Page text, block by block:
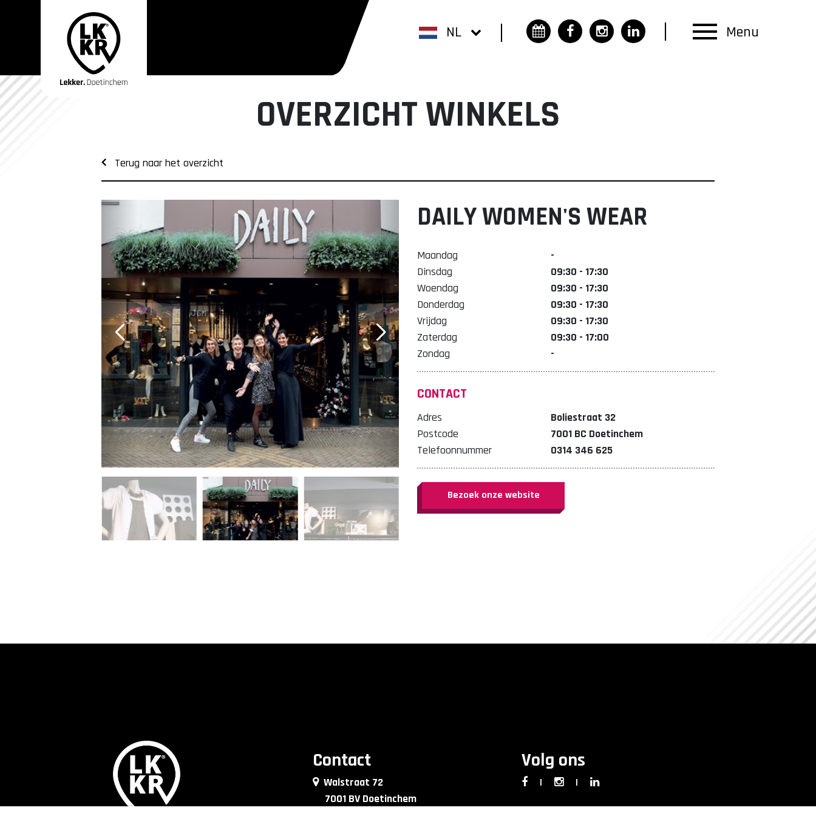
NL Menu
OVERZICHT WINKELS
Terug naar het overzicht
DAILY WOMEN'S WEAR
Maandag
-
Dinsdag
09:30 - 17:30
Woendag
09:30 - 17:30
Donderdag
09:30 - 17:30
Vrijdag
09:30 - 17:30
Zaterdag
09:30 - 17:00
Zondag
-
CONTACT
Adres
Boliestraat 32
Postcode
7001 BC Doetinchem
Telefoonnummer
0314 346 625
Bezoek onze website
Contact
Walstraat 72
7001 BV Doetinchem
Volg ons
| |